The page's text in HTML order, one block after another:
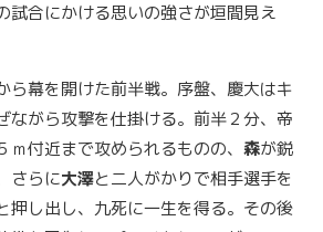
試合にかける思いの強さが垣間見え
ら幕を開けた前半戦。序盤、慶大はキ
ながら攻撃を仕掛ける。前半２分、帝
付近まで攻められるものの、 森が鋭
さらに大澤と二人がかりで相手選手を
押し出し、九死に一生を得る。その後